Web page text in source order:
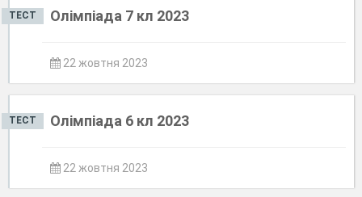
ТЕСТ Олімпіада 7 кл 2023
22 жовтня 2023
ТЕСТ Олімпіада 6 кл 2023
22 жовтня 2023